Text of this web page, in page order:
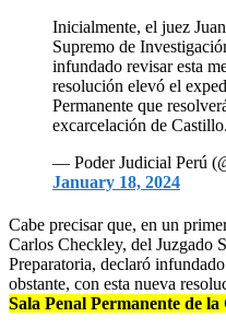
Inicialmente, el juez
Supremo de
infundado revisar esta
resolución elevó el
Permanente que
excarcelación de Castillo.
— Poder Judicial Perú
January 18, 2024
Cabe precisar que, en un
Carlos Checkley, del Juzgado
Preparatoria, declaró
obstante, con esta nueva
Sala Penal Permanente de